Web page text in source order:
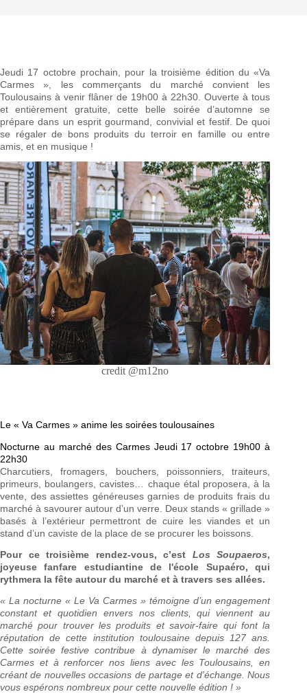
Jeudi 17 octobre prochain, pour la troisième édition du «Va
Carmes », les commerçants du marché convient les
Toulousains à venir flâner de 19h00 à 22h30. Ouverte à tous
et entièrement gratuite, cette belle soirée d’automne se
prépare dans un esprit gourmand, convivial et festif. De quoi
se régaler de bons produits du terroir en famille ou entre
amis, et en musique !
credit @m12no
Le « Va Carmes » anime les soirées toulousaines
Nocturne au marché des Carmes Jeudi 17 octobre 19h00 à
22h30
Charcutiers, fromagers, bouchers, poissonniers, traiteurs,
primeurs, boulangers, cavistes… chaque étal proposera, à la
vente, des assiettes généreuses garnies de produits frais du
marché à savourer autour d’un verre. Deux stands « grillade »
basés à l’extérieur permettront de cuire les viandes et un
stand d’un caviste de la place de se procurer les boissons.
Pour ce troisième rendez-vous, c’est Los Soupaeros,
joyeuse fanfare estudiantine de l'école Supaéro, qui
rythmera la fête autour du marché et à travers ses allées.
« La nocturne « Le Va Carmes » témoigne d’un engagement
constant et quotidien envers nos clients, qui viennent au
marché pour trouver les produits et savoir-faire qui font la
réputation de cette institution toulousaine depuis 127 ans.
Cette soirée festive contribue à dynamiser le marché des
Carmes et à renforcer nos liens avec les Toulousains, en
créant de nouvelles occasions de partage et d’échange. Nous
vous espérons nombreux pour cette nouvelle édition ! »